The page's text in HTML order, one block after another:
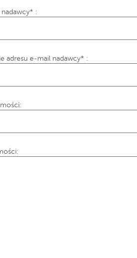
nadawcy* :
adresu e-mail nadawcy* :